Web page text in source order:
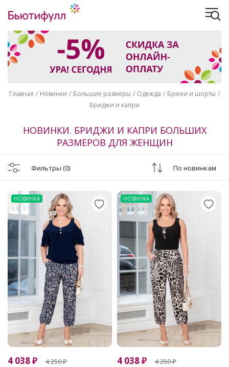
Главная Новинки Большие размеры Одежда
Брюки и шорты
Бриджи и капри
НОВИНКИ. БРИДЖИ И КАПРИ БОЛЬШИХ
РАЗМЕРОВ ДЛЯ ЖЕНЩИН
Фильтры (0) По новинкам
НОВИНКА
4 038₽ 4 250₽
НОВИНКА
4 038₽ 4 250₽